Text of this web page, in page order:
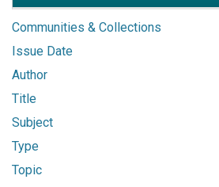
Communities & Collections
Issue Date
Author
Title
Subject
Type
Topic